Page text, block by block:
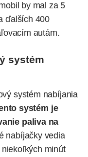
by mal za 5
ďalších 400
autám.
systém
systém nabíjania
systém je
paliva na
nabíjačky vedia
minút